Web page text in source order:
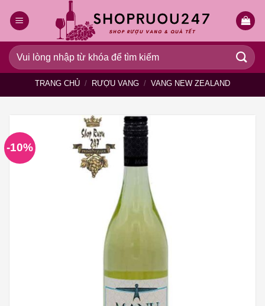
qua
dung
Tìm
kiếm:
TRANG CHỦ / RƯỢU VANG / VANG NEW ZEALAND
-10%